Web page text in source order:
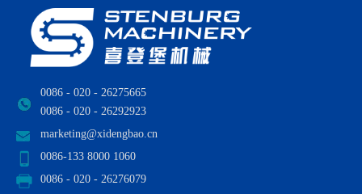
0086 - 020 - 26275665
0086 - 020 - 26292923
marketing@xidengbao.cn
0086-133 8000 1060
0086 - 020 - 26276079